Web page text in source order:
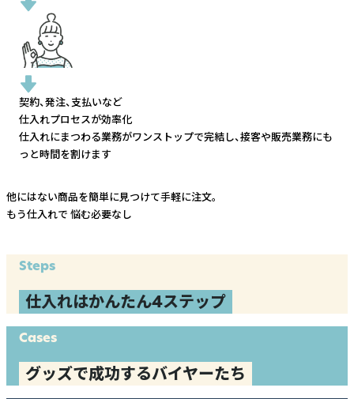
契約、発注、支払いなど
仕入れプロセスが効率化
仕入れにまつわる業務がワンストップで完結し、接客や販売業務にも
っと時間を割けます
他にはない商品を簡単に見つけて手軽に注文。
もう仕入れで 悩む必要なし
Steps
仕入れはかんたん4ステップ
Cases
グッズで成功するバイヤーたち